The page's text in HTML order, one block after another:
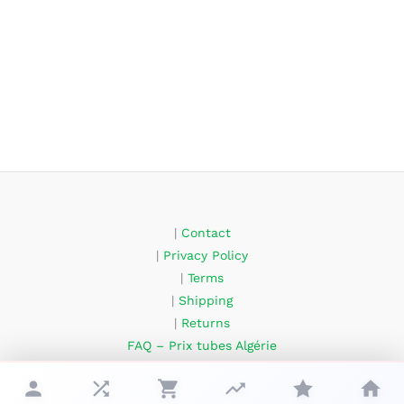
Contact
|
Privacy Policy
|
Terms
|
Shipping
|
Returns
|
FAQ – Prix tubes Algérie